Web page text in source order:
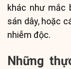
khác như mắc
sán dây, hoặc
nhiễm độc.
Những